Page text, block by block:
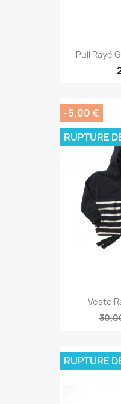
Pull Rayé
Veste
-5,00 €
RUPTURE
RUPTURE